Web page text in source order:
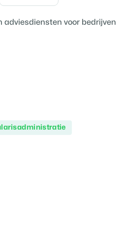
voor bedrijven